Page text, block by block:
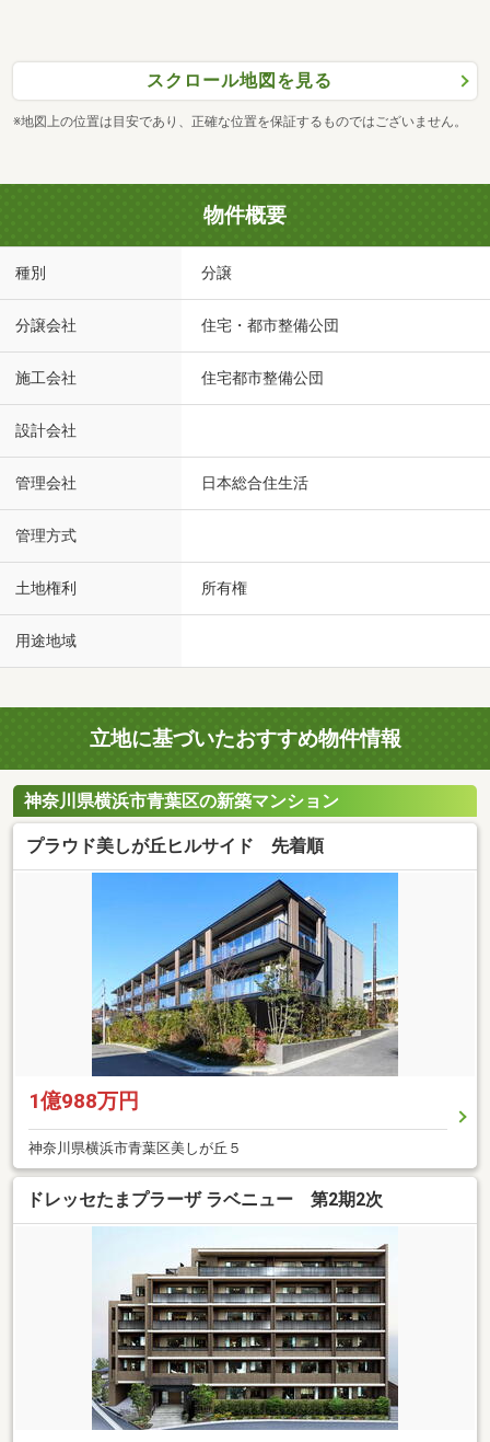
スクロール地図を見る
※地図上の位置は目安であり、正確な位置を保証するものではございません。
物件概要
種別 分譲
分譲会社 住宅・都市整備公団
施工会社 住宅都市整備公団
設計会社
管理会社 日本総合住生活
管理方式
土地権利 所有権
用途地域
立地に基づいたおすすめ物件情報
神奈川県横浜市青葉区の新築マンション
プラウド美しが丘ヒルサイド 先着順
1億988万円
神奈川県横浜市青葉区美しが丘５
ドレッセたまプラーザ ラベニュー 第2期2次